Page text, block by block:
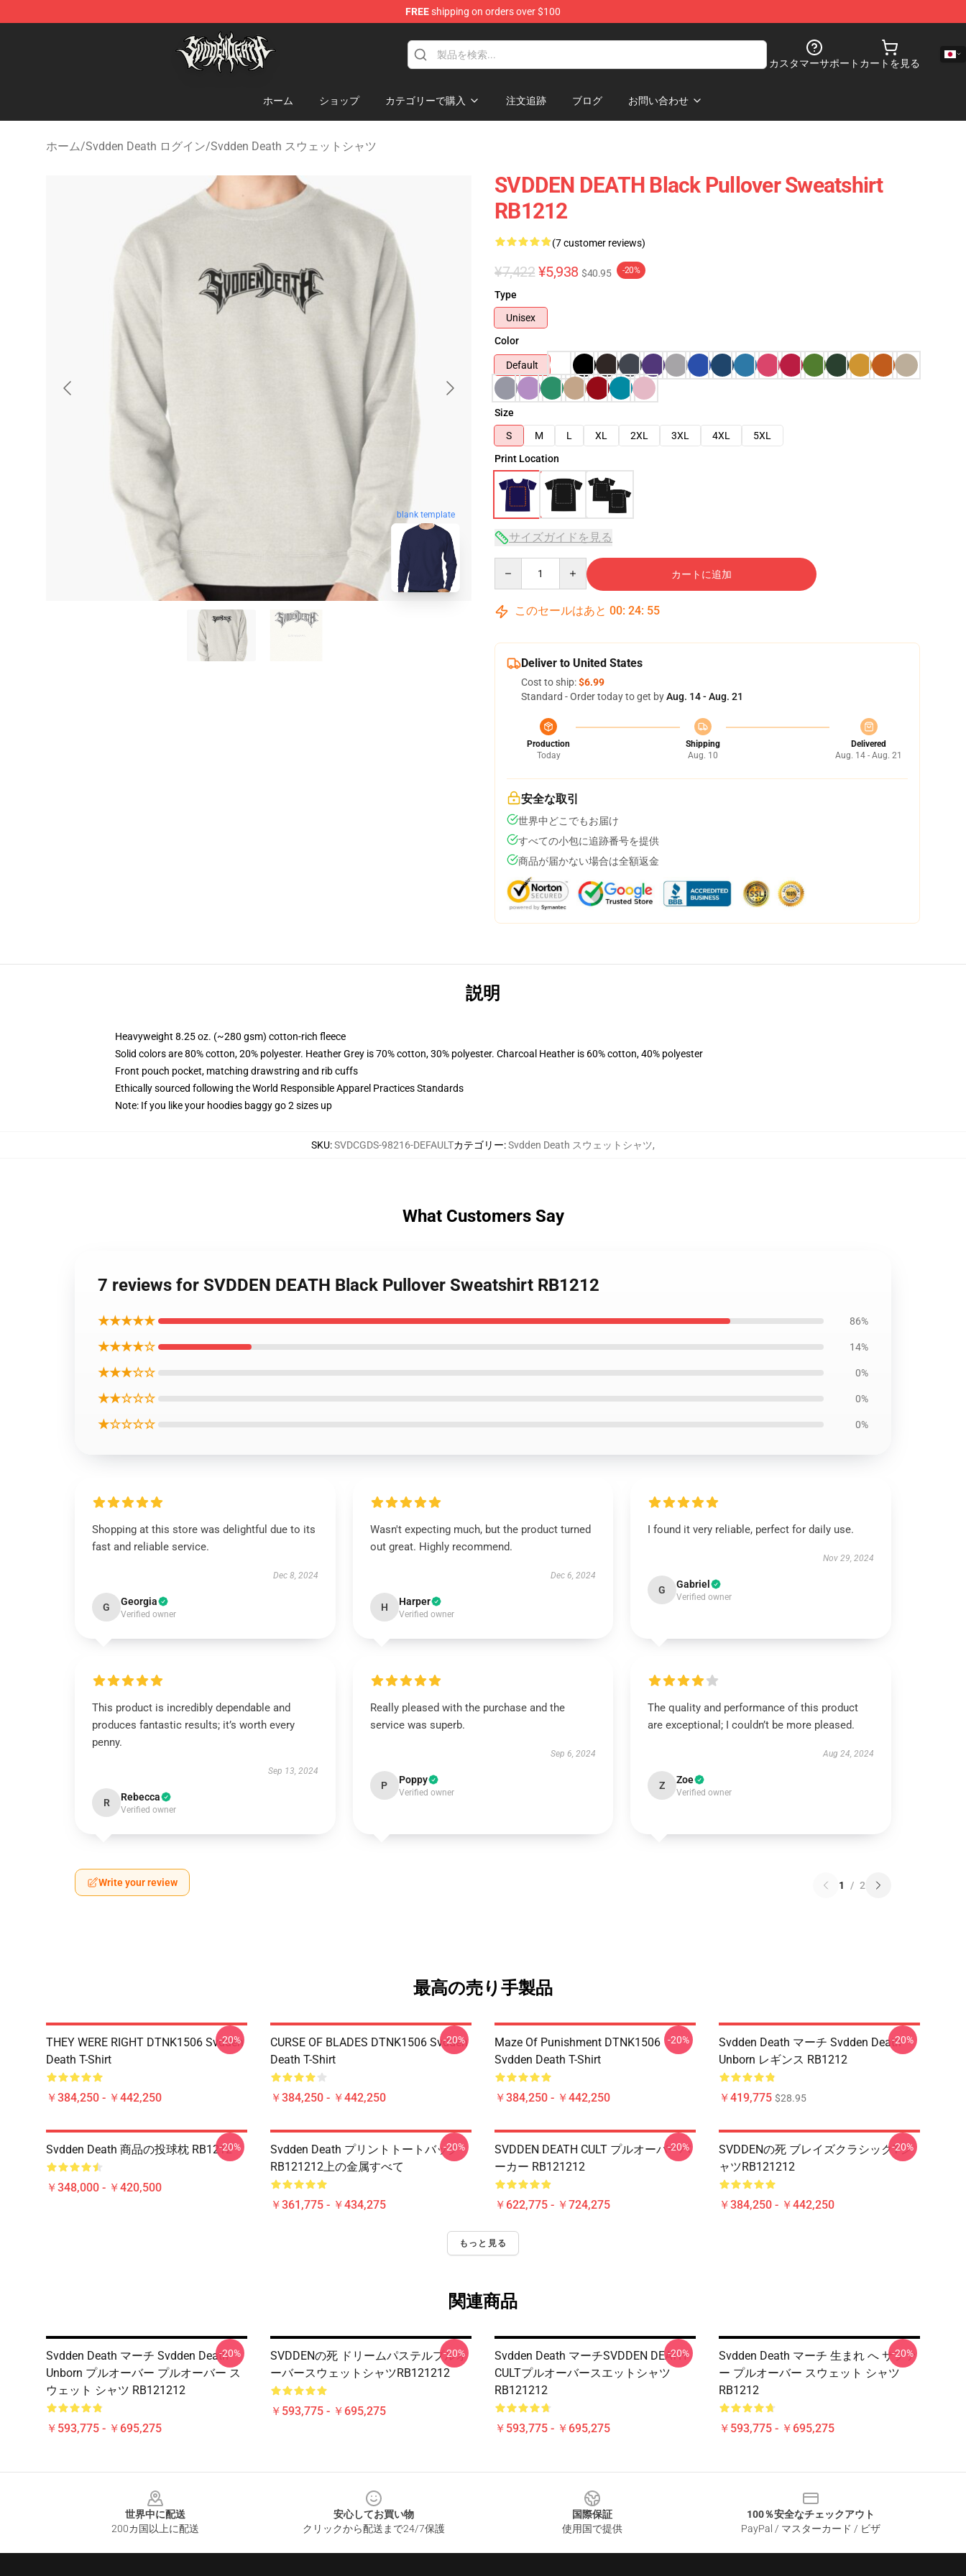
FREEshipping on orders over $100
Svdden Death Shop - Official Svdden Death Merchandise Store
カスタマーサポート カートを見る
ホーム ショップ カテゴリーで購入 注文追跡 ブログ お問い合わせ
ホーム/Svdden Death ログイン/Svdden Death スウェットシャツ
blank template
SVDDEN DEATH Black Pullover Sweatshirt
RB1212
(7 customer reviews)
¥7,422 ¥5,938 $40.95 -20%
Type
Unisex
Color
Default
Size
S
M L XL 2XL 3XL 4XL
5XL
Print Location
サイズガイドを見る
カートに追加
このセールはあと 00: 24: 54
Deliver to United States
Cost to ship:$6.99
Standard - Order today to get byAug. 14 - Aug. 21
Production
Today
Shipping
Aug. 10
Delivered
Aug. 14 - Aug. 21
安全な取引
世界中どこでもお届け
すべての小包に追跡番号を提供
商品が届かない場合は全額返金
説明
Heavyweight 8.25 oz. (~280 gsm) cotton-rich fleece
Solid colors are 80% cotton, 20% polyester. Heather Grey is 70% cotton, 30% polyester. Charcoal Heather is 60% cotton, 40% polyester
Front pouch pocket, matching drawstring and rib cuffs
Ethically sourced following the World Responsible Apparel Practices Standards
Note: If you like your hoodies baggy go 2 sizes up
SKU:SVDCGDS-98216-DEFAULTカテゴリー:Svdden Death スウェットシャツ,
What Customers Say
7 reviews for SVDDEN DEATH Black Pullover Sweatshirt RB1212
★★★★★ 86%
★★★★☆ 14%
★★★☆☆ 0%
★★☆☆☆ 0%
★☆☆☆☆ 0%
Shopping at this store was delightful due to its
fast and reliable service.
Dec 8, 2024
G Georgia
Verified owner
Wasn't expecting much, but the product turned
out great. Highly recommend.
Dec 6, 2024
H Harper
Verified owner
I found it very reliable, perfect for daily use.
Nov 29, 2024
G Gabriel
Verified owner
This product is incredibly dependable and
produces fantastic results; it’s worth every
penny.
Sep 13, 2024
R Rebecca
Verified owner
Really pleased with the purchase and the
service was superb.
Sep 6, 2024
P Poppy
Verified owner
The quality and performance of this product
are exceptional; I couldn’t be more pleased.
Aug 24, 2024
Z Zoe
Verified owner
Write your review 1 / 2
最高の売り手製品
THEY WERE RIGHT DTNK1506 Svdden
Death T-Shirt
￥384,250 - ￥442,250
-20%
CURSE OF BLADES DTNK1506 Svdden
Death T-Shirt
￥384,250 - ￥442,250
-20%
Maze Of Punishment DTNK1506
Svdden Death T-Shirt
￥384,250 - ￥442,250
-20%
Svdden Death マーチ Svdden Death
Unborn レギンス RB1212
￥419,775 $28.95
-20%
Svdden Death 商品の投球枕 RB1212
￥348,000 - ￥420,500
-20%
Svdden Death プリントトートバッグ
RB121212上の金属すべて
￥361,775 - ￥434,275
-20%
SVDDEN DEATH CULT プルオーバーパ
ーカー RB121212
￥622,775 - ￥724,275
-20%
SVDDENの死 ブレイズクラシックTシ
ャツRB121212
￥384,250 - ￥442,250
-20%
もっと見る
関連商品
Svdden Death マーチ Svdden Death
Unborn プルオーバー プルオーバー ス
ウェット シャツ RB121212
￥593,775 - ￥695,275
-20%
SVDDENの死 ドリームパステルプルオ
ーバースウェットシャツRB121212
￥593,775 - ￥695,275
-20%
Svdden Death マーチSVDDEN DEATH
CULTプルオーバースエットシャツ
RB121212
￥593,775 - ￥695,275
-20%
Svdden Death マーチ 生まれ へ サファ
ー プルオーバー スウェット シャツ
RB1212
￥593,775 - ￥695,275
-20%
世界中に配送
200カ国以上に配送
安心してお買い物
クリックから配送まで24/7保護
国際保証
使用国で提供
100％安全なチェックアウト
PayPal / マスターカード / ビザ